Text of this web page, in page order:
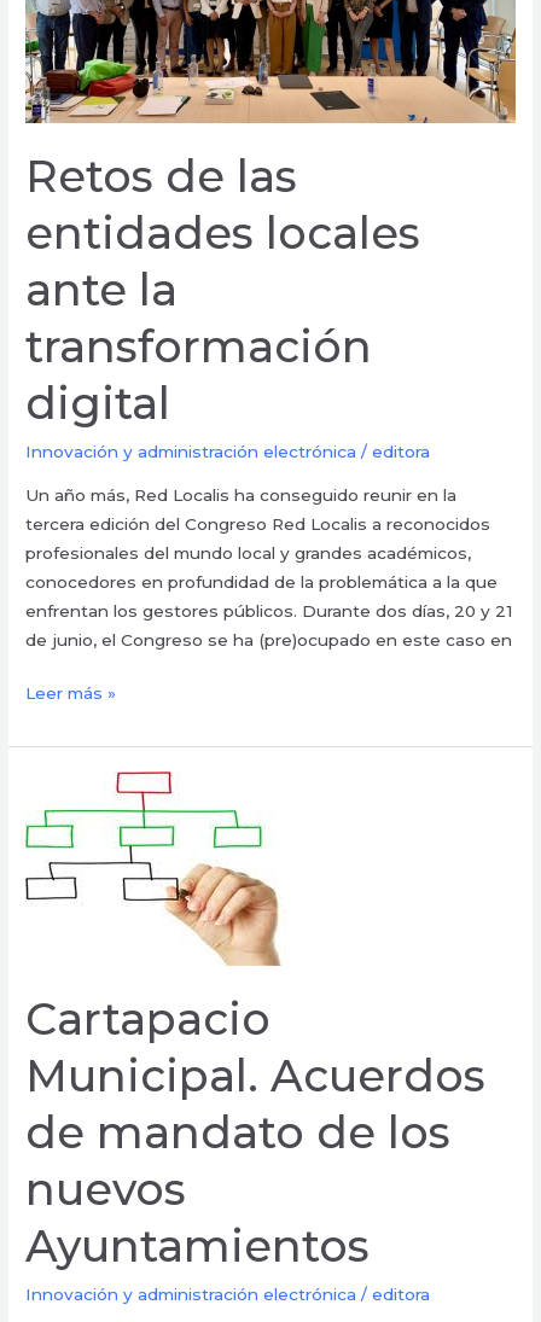
Retos de las
entidades locales
ante la
transformación
digital
Innovación y administración electrónica /editora
Un año más, Red Localis ha conseguido reunir en la
tercera edición del Congreso Red Localis a reconocidos
profesionales del mundo local y grandes académicos,
conocedores en profundidad de la problemática a la que
enfrentan los gestores públicos. Durante dos días, 20 y 21
de junio, el Congreso se ha (pre)ocupado en este caso en
locales
ante
la
transformación
Leer más »
Cartapacio
Municipal. Acuerdos
de mandato de los
nuevos
Ayuntamientos
Innovación y administración electrónica /editora
Municipal.
Acuerdos
mandato
Ayuntamientos